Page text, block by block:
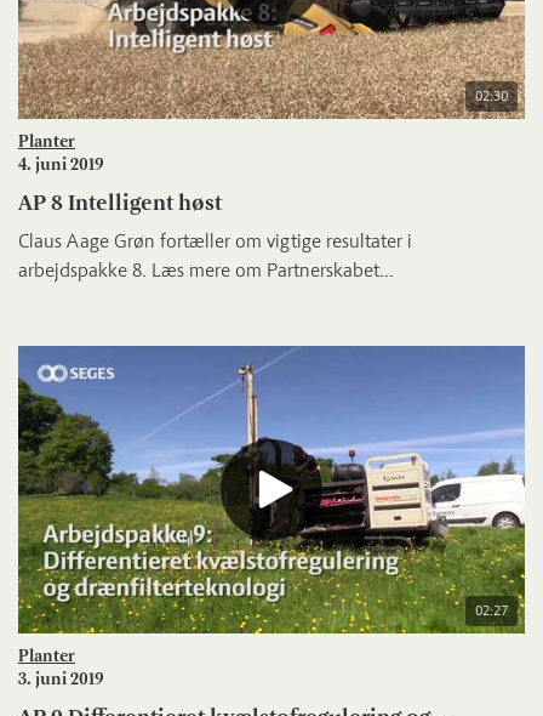
02:30
Planter
4. juni 2019
AP 8 Intelligent høst
Claus Aage Grøn fortæller om vigtige resultater i
arbejdspakke 8. Læs mere om Partnerskabet...
02:27
Planter
3. juni 2019